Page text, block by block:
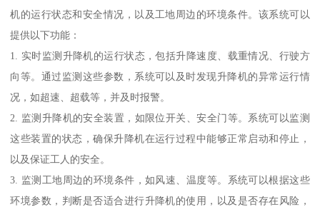
机的运行状态和安全情况，以及工地周边的环境条件。该系统可以
提供以下功能：
1. 实时监测升降机的运行状态，包括升降速度、载重情况、行驶方
向等。通过监测这些参数，系统可以及时发现升降机的异常运行情
况，如超速、超载等，并及时报警。
2. 监测升降机的安全装置，如限位开关、安全门等。系统可以监测
这些装置的状态，确保升降机在运行过程中能够正常启动和停止，
以及保证工人的安全。
3. 监测工地周边的环境条件，如风速、温度等。系统可以根据这些
环境参数，判断是否适合进行升降机的使用，以及是否存在风险，